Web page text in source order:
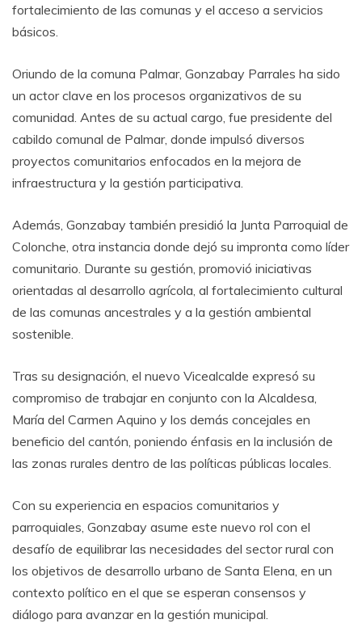
fortalecimiento de las comunas y el acceso a servicios
básicos.
Oriundo de la comuna Palmar, Gonzabay Parrales ha sido
un actor clave en los procesos organizativos de su
comunidad. Antes de su actual cargo, fue presidente del
cabildo comunal de Palmar, donde impulsó diversos
proyectos comunitarios enfocados en la mejora de
infraestructura y la gestión participativa.
Además, Gonzabay también presidió la Junta Parroquial de
Colonche, otra instancia donde dejó su impronta como líder
comunitario. Durante su gestión, promovió iniciativas
orientadas al desarrollo agrícola, al fortalecimiento cultural
de las comunas ancestrales y a la gestión ambiental
sostenible.
Tras su designación, el nuevo Vicealcalde expresó su
compromiso de trabajar en conjunto con la Alcaldesa,
María del Carmen Aquino y los demás concejales en
beneficio del cantón, poniendo énfasis en la inclusión de
las zonas rurales dentro de las políticas públicas locales.
Con su experiencia en espacios comunitarios y
parroquiales, Gonzabay asume este nuevo rol con el
desafío de equilibrar las necesidades del sector rural con
los objetivos de desarrollo urbano de Santa Elena, en un
contexto político en el que se esperan consensos y
diálogo para avanzar en la gestión municipal.